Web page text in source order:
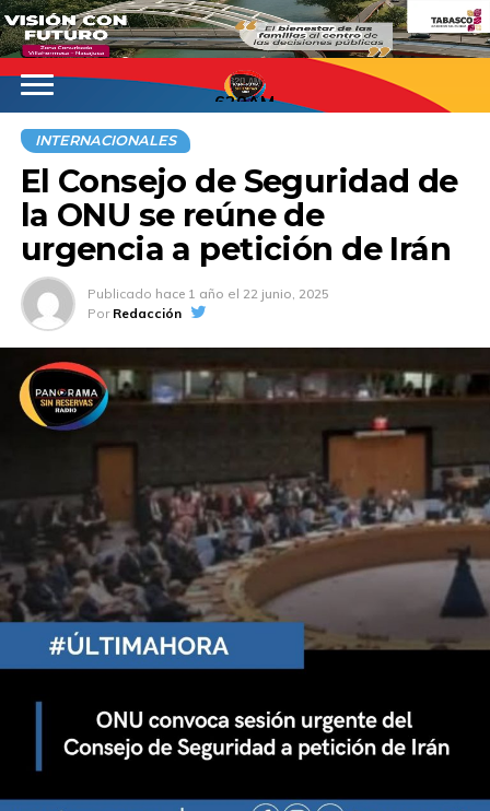
620AM
INTERNACIONALES
El Consejo de Seguridad de
la ONU se reúne de
urgencia a petición de Irán
Publicado hace 1 año el 22 junio, 2025
Por Redacción